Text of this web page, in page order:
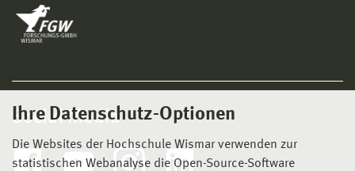
Ihre Datenschutz-Optionen
Die Websites der Hochschule Wismar verwenden zur
statistischen Webanalyse die Open-Source-Software
Social Media